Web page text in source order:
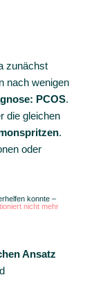
zunächst
nach wenigen
PCOS.
die gleichen
.
oder
konnte –
nicht mehr
Ansatz